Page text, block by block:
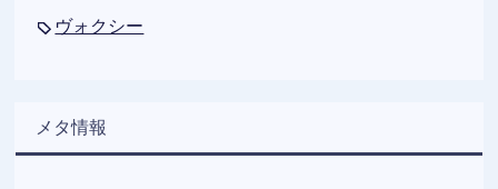
ヴォクシー
メタ情報